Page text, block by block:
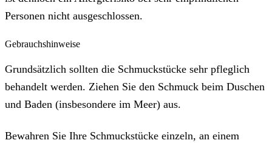
Personen nicht ausgeschlossen.
Gebrauchshinweise
Grundsätzlich sollten die Schmuckstücke sehr pfleglich
behandelt werden. Ziehen Sie den Schmuck beim Duschen
und Baden (insbesondere im Meer) aus.
Bewahren Sie Ihre Schmuckstücke einzeln, an einem